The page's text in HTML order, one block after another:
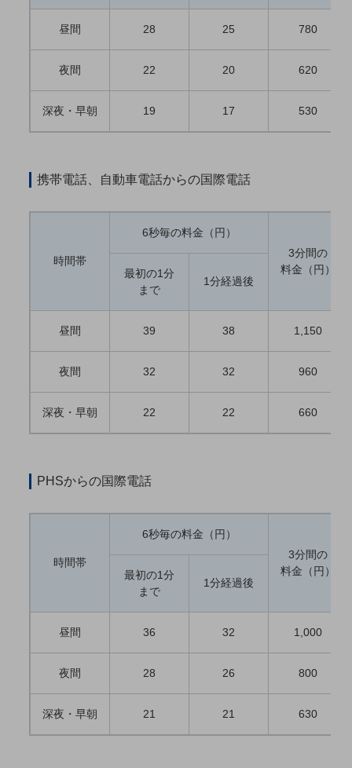
セキュリティ
運用管理
課題・ニーズで探すTOP
コミュニケーション・情報共有
業務効率化
職場環境整備
地域共創・地方創生
業種・業態で探すTOP
昼間 28 25 780
夜間 22 20 620
深夜・早朝 19 17 530
携帯電話、自動車電話からの国際電話
時間帯
6秒毎の料金（円）
3分間の
料金（円）
最初の1分
まで
1分経過後
昼間 39 38 1,150
夜間 32 32 960
深夜・早朝 22 22 660
PHSからの国際電話
時間帯
6秒毎の料金（円）
3分間の
料金（円）
最初の1分
まで
1分経過後
昼間 36 32 1,000
夜間 28 26 800
深夜・早朝 21 21 630